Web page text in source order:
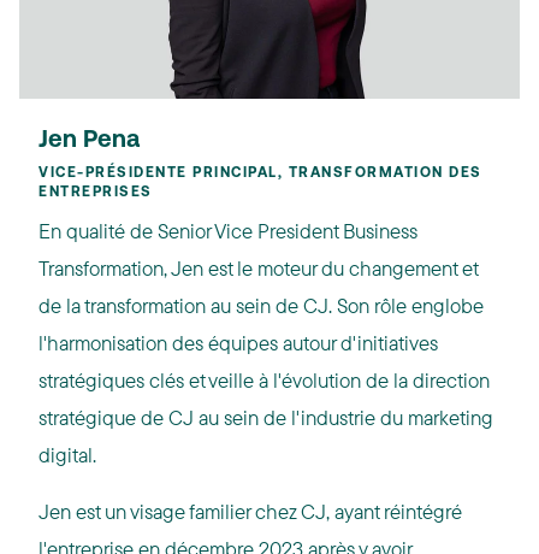
Jen Pena
VICE-PRÉSIDENTE PRINCIPAL, TRANSFORMATION DES
ENTREPRISES
En qualité de Senior Vice President Business
Transformation, Jen est le moteur du changement et
de la transformation au sein de CJ. Son rôle englobe
l'harmonisation des équipes autour d'initiatives
stratégiques clés et veille à l'évolution de la direction
stratégique de CJ au sein de l'industrie du marketing
digital.
Jen est un visage familier chez CJ, ayant réintégré